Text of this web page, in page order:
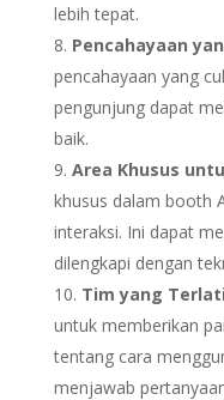
lebih tepat.
Pencahayaan
pencahayaan yang
pengunjung dapat
baik.
Area Khusus
khusus dalam booth
interaksi. Ini dapat
dilengkapi dengan
Tim yang
untuk memberikan
tentang cara
menjawab